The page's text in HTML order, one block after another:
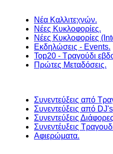
Νέα Καλλιτεχνών.
Νέες Κυκλοφορίες.
Νέες Κυκλοφορίες
Εκδηλώσεις - Events.
Top20 - Τραγούδι
Πρώτες Μεταδόσεις.
Συνεντεύξεις από
Συνεντεύξεις από DJ's
Συνεντεύξεις Διάφορες
Συνεντέυξεις
Αφιερώματα.